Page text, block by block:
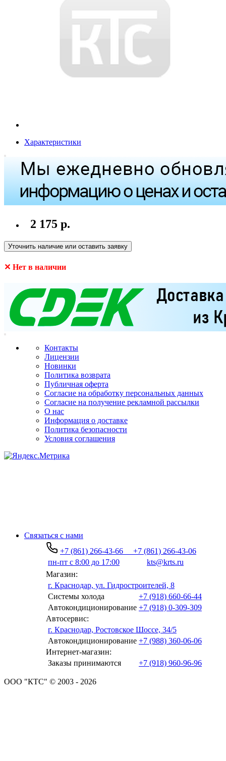
Характеристики
2 175 р.
Уточнить наличие или оставить заявку
✕ Нет в наличии
Контакты
Лицензии
Новинки
Политика возврата
Публичная оферта
Согласие на обработку персональных данных
Согласие на получение рекламной рассылки
О нас
Информация о доставке
Политика безопасности
Условия соглашения
Связаться с нами
+7 (861) 266-43-66
+7 (861) 266-43-06
пн-пт с 8:00 до 17:00
kts@krts.ru
Магазин:
г. Краснодар, ул. Гидростроителей, 8
Системы холода
+7 (918) 660-66-44
Автокондиционирование +7 (918) 0-309-309
Автосервис:
г. Краснодар, Ростовское Шоссе, 34/5
Автокондиционирование +7 (988) 360-06-06
Интернет-магазин:
Заказы принимаются
+7 (918) 960-96-96
ООО "КТС" © 2003 - 2026